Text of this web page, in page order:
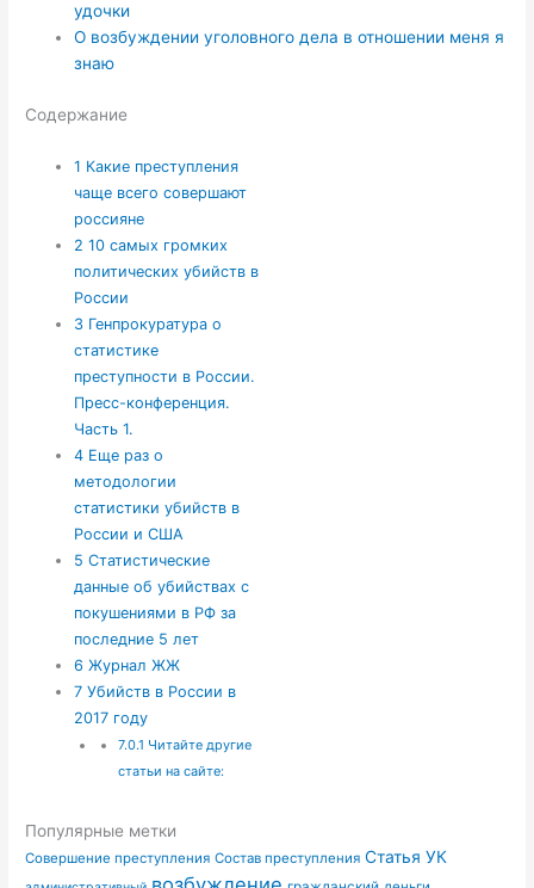
удочки
О возбуждении уголовного дела в отношении меня я
знаю
Содержание
1 Какие преступления
чаще всего совершают
россияне
2 10 самых громких
политических убийств в
России
3 Генпрокуратура о
статистике
преступности в России.
Пресс-конференция.
Часть 1.
4 Еще раз о
методологии
статистики убийств в
России и США
5 Статистические
данные об убийствах с
покушениями в РФ за
последние 5 лет
6 Журнал ЖЖ
7 Убийств в России в
2017 году
7.0.1 Читайте другие
статьи на сайте:
Популярные метки
Совершение преступления Состав преступления Статья УК